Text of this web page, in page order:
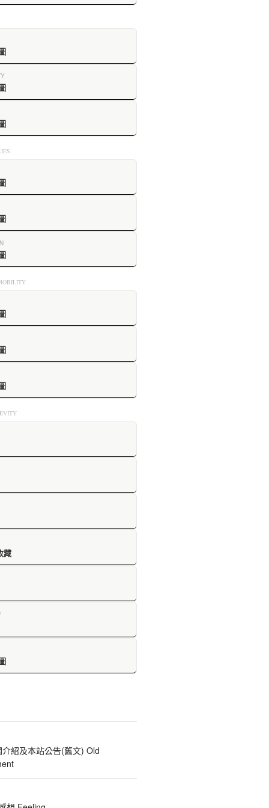
藏
紹及本站公告(舊文) Old